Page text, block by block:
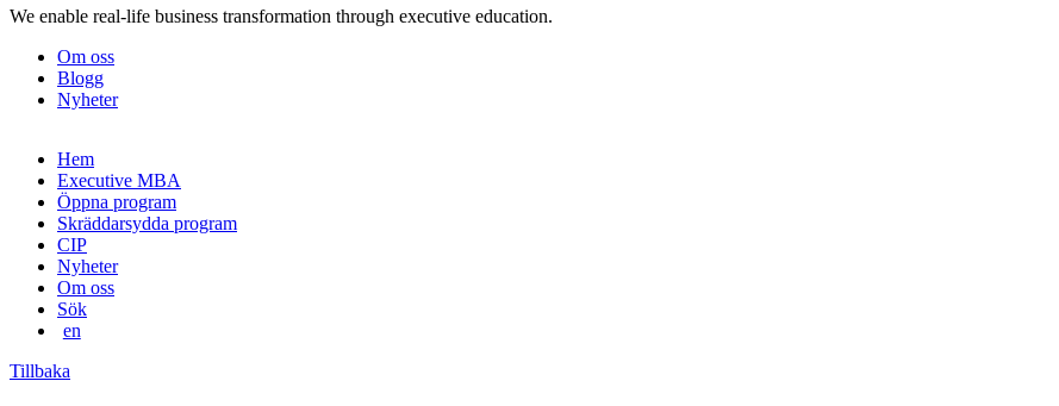
We enable real-life business transformation through executive education.
Om oss
Blogg
Nyheter
vidare
innehåll
Hem
Executive MBA
Öppna program
Skräddarsydda program
CIP
Nyheter
Om oss
Sök
en
Tillbaka